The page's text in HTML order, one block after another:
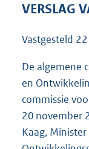
VERSLAG
Vastgesteld
De algemene
en
commissie
20 november
Kaag,